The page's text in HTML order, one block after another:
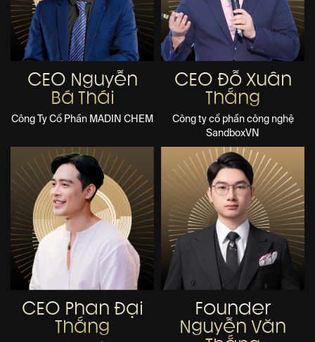
CEO Nguyễn
Bá Thái
Công Ty Cổ Phần MADIN CHEM
CEO Đỗ Xuân
Thắng
Công ty cổ phần công nghệ
SandboxVN
CEO Phan Đại
Thắng
Founder
Nguyễn Văn